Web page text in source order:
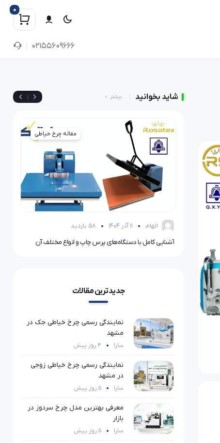
0
02155609666
شاید بخوانید بیشتر |
مقاله چرخ خیاطی
الهام 11 آذر 1404 58 بازدید
آشنایی کامل با دستگاه‌های پرس چاپ و انواع مختلف آن
جدیدترین مقالات
نمایندگی رسمی چرخ خیاطی جک در
مشهد
سارا 4 روز پیش
نمایندگی رسمی چرخ خیاطی زوجی
در مشهد
سارا 5 روز پیش
معرفی بهترین مدل چرخ سردوز در
بازار
سارا 5 روز پیش